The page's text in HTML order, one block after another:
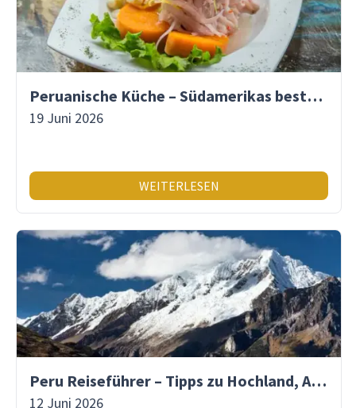
Peruanische Küche – Südamerikas beste Gastronomie
19 Juni 2026
WEITERLESEN
Peru Reiseführer – Tipps zu Hochland, Amazonas & Inka-Erbe
12 Juni 2026